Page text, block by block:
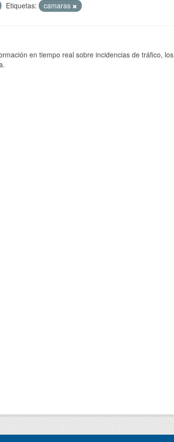
Etiquetas: camaras
en tiempo real sobre incidencias de tráfico, los